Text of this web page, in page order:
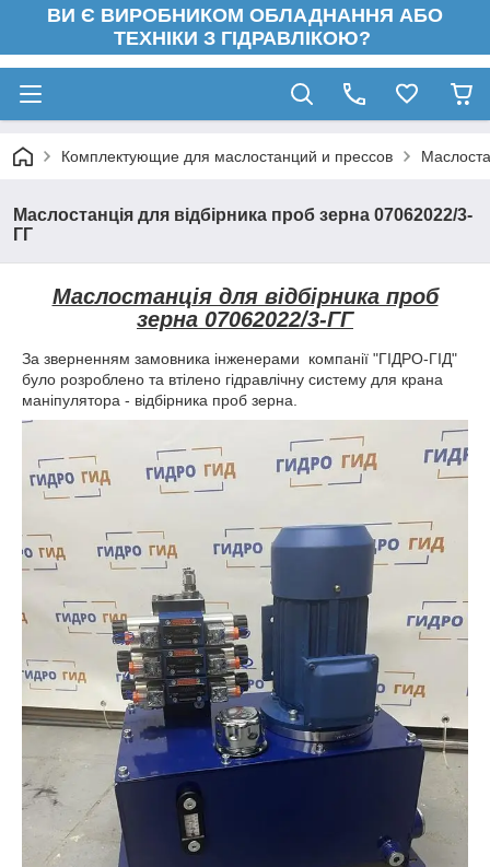
ВИ Є ВИРОБНИКОМ ОБЛАДНАННЯ АБО
ТЕХНІКИ З ГІДРАВЛІКОЮ?
Комплектующие для маслостанций и прессов
Маслостанція для відбірника проб зерна 07062022/3-
ГГ
Маслостанція для відбірника проб
зерна 07062022/3-ГГ
За зверненням замовника інженерами компанії "ГІДРО-ГІД"
було розроблено та втілено гідравлічну систему для крана
маніпулятора - відбірника проб зерна.